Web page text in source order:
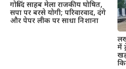
गोविंद साहब मेला राजकीय घोषित,
सपा पर बरसे योगी; परिवारवाद, दंगे
और पेपर लीक पर साधा निशाना
में